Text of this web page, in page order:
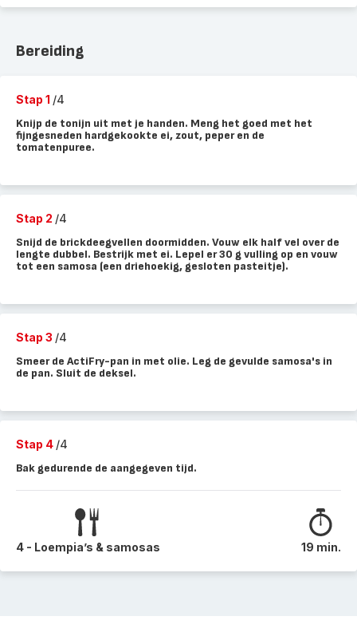
Bereiding
Stap 1 /4
Knijp de tonijn uit met je handen. Meng het goed met het
fijngesneden hardgekookte ei, zout, peper en de
tomatenpuree.
Stap 2 /4
Snijd de brickdeegvellen doormidden. Vouw elk half vel over de
lengte dubbel. Bestrijk met ei. Lepel er 30 g vulling op en vouw
tot een samosa (een driehoekig, gesloten pasteitje).
Stap 3 /4
Smeer de ActiFry-pan in met olie. Leg de gevulde samosa's in
de pan. Sluit de deksel.
Stap 4 /4
Bak gedurende de aangegeven tijd.
4 - Loempia’s & samosas 19 min.